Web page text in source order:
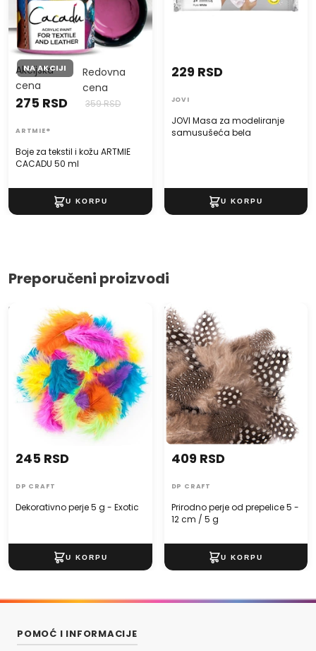
NA AKCIJI
Boje za tekstil i kožu ARTMIE
CACADU 50 ml
Akcijska
cena
275 RSD
Redovna
cena
359 RSD
ARTMIE®
JOVI Masa za modeliranje
samusušeća bela
229 RSD
JOVI
Preporučeni proizvodi
Dekorativno perje 5 g -
Exotic
Dekorativno perje 5 g - Exotic
245 RSD
DP CRAFT
Prirodno perje od prepelice 5
- 12 cm / 5 g
Prirodno perje od prepelice 5 -
12 cm / 5 g
409 RSD
DP CRAFT
POMOĆ I INFORMACIJE